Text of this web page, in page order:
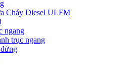
Cháy Diesel ULFM
ngang
trục ngang